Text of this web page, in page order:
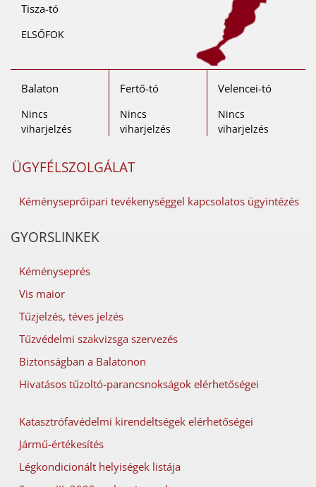
Tisza-tó
ELSŐFOK
Balaton
Nincs
viharjelzés
Fertő-tó
Nincs
viharjelzés
Velencei-tó
Nincs
viharjelzés
ÜGYFÉLSZOLGÁLAT
Kéményseprőipari tevékenységgel kapcsolatos ügyintézés
GYORSLINKEK
Kéményseprés
Vis maior
Tűzjelzés, téves jelzés
Tűzvédelmi szakvizsga szervezés
Biztonságban a Balatonon
Hivatásos tűzoltó-parancsnokságok elérhetőségei
Katasztrófavédelmi kirendeltségek elérhetőségei
Jármű-értékesítés
Légkondicionált helyiségek listája